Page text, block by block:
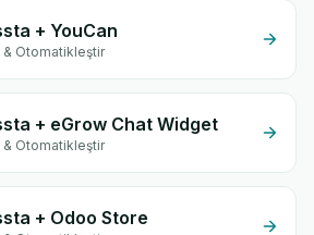
+ YouCan
& Otomatikleştir
+ eGrow Chat Widget
& Otomatikleştir
+ Odoo Store